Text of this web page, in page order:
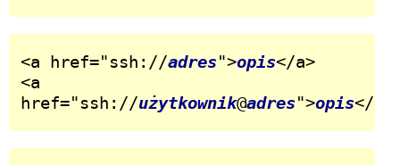
<a href="ssh://adres">opis</a>
<a
href="ssh://użytkownik@adres">opis</a>